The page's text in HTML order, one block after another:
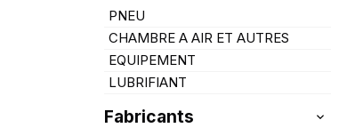
PNEU
CHAMBRE A AIR ET AUTRES
EQUIPEMENT
LUBRIFIANT
Fabricants